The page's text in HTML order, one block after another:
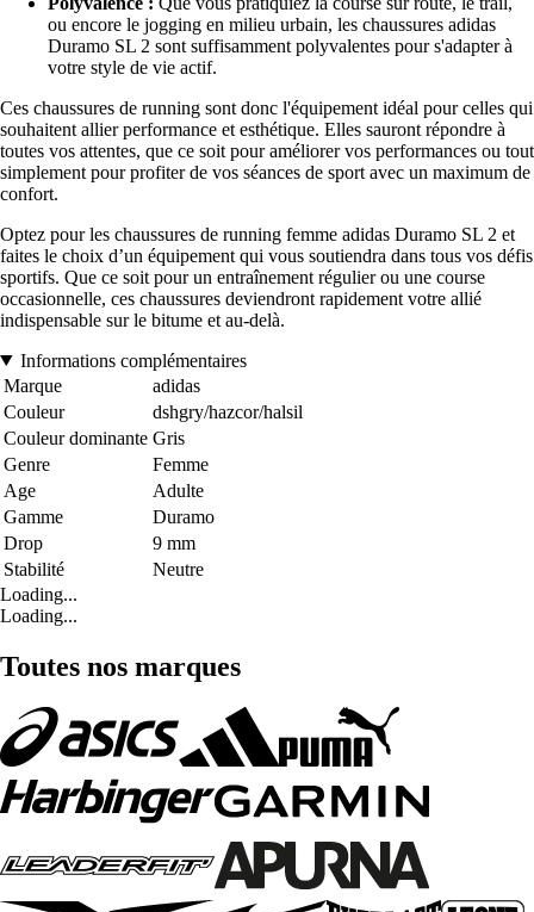
ou encore le jogging en milieu urbain, les chaussures adidas
Duramo SL 2 sont suffisamment polyvalentes pour s'adapter à
votre style de vie actif.
Ces chaussures de running sont donc l'équipement idéal pour celles qui
souhaitent allier performance et esthétique. Elles sauront répondre à
toutes vos attentes, que ce soit pour améliorer vos performances ou tout
simplement pour profiter de vos séances de sport avec un maximum de
confort.
Optez pour les chaussures de running femme adidas Duramo SL 2 et
faites le choix d’un équipement qui vous soutiendra dans tous vos défis
sportifs. Que ce soit pour un entraînement régulier ou une course
occasionnelle, ces chaussures deviendront rapidement votre allié
indispensable sur le bitume et au-delà.
Informations complémentaires
Marque
adidas
Couleur
dshgry/hazcor/halsil
Couleur dominante Gris
Genre
Femme
Age
Adulte
Gamme
Duramo
Drop
9 mm
Stabilité
Neutre
Loading...
Loading...
Toutes nos marques